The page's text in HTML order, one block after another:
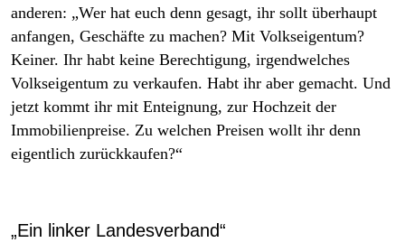
anderen: „Wer hat euch denn gesagt, ihr sollt überhaupt
anfangen, Geschäfte zu machen? Mit Volkseigentum?
Keiner. Ihr habt keine Berechtigung, irgendwelches
Volkseigentum zu verkaufen. Habt ihr aber gemacht. Und
jetzt kommt ihr mit Enteignung, zur Hochzeit der
Immobilienpreise. Zu welchen Preisen wollt ihr denn
eigentlich zurückkaufen?“
„Ein linker Landesverband“